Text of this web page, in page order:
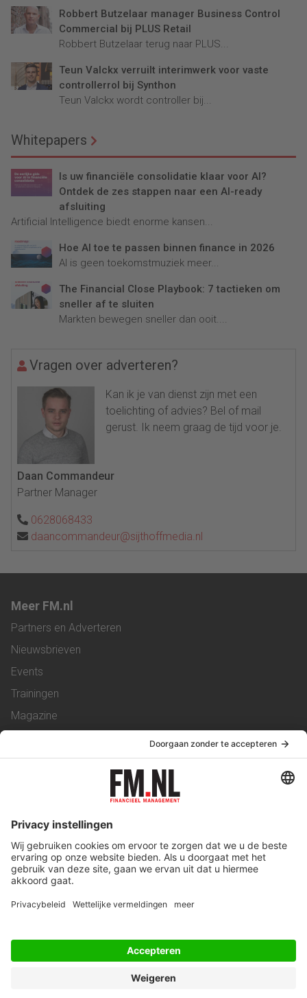
Robbert Butzelaar manager Business Control
Commercial bij PLUS Retail
Robbert Butzelaar terug naar PLUS...
Teun Valckx verruilt interimwerk voor vaste
controllerrol bij Synthon
Teun Valckx wordt controller bij...
Whitepapers
Is uw financiële consolidatie klaar voor AI?
Ontdek de zes stappen naar een AI-ready
afsluiting
Artificial Intelligence biedt enorme kansen...
Hoe AI toe te passen binnen finance in 2026
AI is geen toekomstmuziek meer...
The Financial Close Playbook: 7 tactieken om
sneller af te sluiten
Markten bewegen sneller dan ooit....
Vragen over adverteren?
Kan ik je van dienst zijn met een
toelichting of advies? Bel of mail
gerust. Ik neem graag de tijd voor je.
Daan Commandeur
Partner Manager
0628068433
daancommandeur@sijthoffmedia.nl
Meer FM.nl
Partners en Adverteren
Nieuwsbrieven
Events
Trainingen
Magazine
Service & Contact
Werken bij ons
Privacy Statement
Algemene Voorwaarden